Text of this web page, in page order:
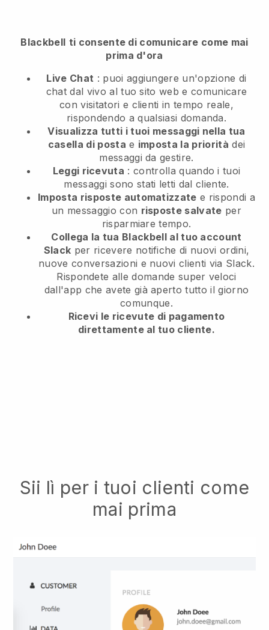
Blackbell ti consente di comunicare come mai
prima d'ora
Live Chat : puoi aggiungere un'opzione di
chat dal vivo al tuo sito web e comunicare
con visitatori e clienti in tempo reale,
rispondendo a qualsiasi domanda.
Visualizza tutti i tuoi messaggi nella tua
casella di posta e imposta la priorità dei
messaggi da gestire.
Leggi ricevuta : controlla quando i tuoi
messaggi sono stati letti dal cliente.
Imposta risposte automatizzate e rispondi a
un messaggio con risposte salvate per
risparmiare tempo.
Collega la tua Blackbell al tuo account
Slack per ricevere notifiche di nuovi ordini,
nuove conversazioni e nuovi clienti via Slack.
Rispondete alle domande super veloci
dall'app che avete già aperto tutto il giorno
comunque.
Ricevi le ricevute di pagamento
direttamente al tuo cliente.
Sii lì per i tuoi clienti come
mai prima